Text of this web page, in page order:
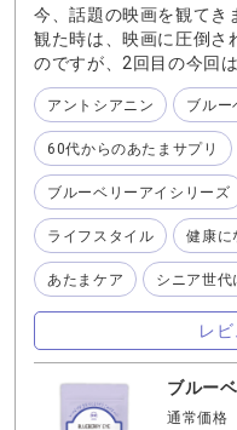
今、話題の映画を観てき
観た時は、映画に圧倒さ
のですが、2回目の今回
回は舞台衣装や美術の方
楽しめましたよ💕 と、
る為には日頃ひとみのケ
ですから〜『プルーベリ
れて観る前にも一粒飲ん
り一粒飲んでます) あた
からのあたまサプリ』も
らもいっぱい観て、コ
アントシアニン ブルー
60代からのあたまサプリ
ブルーベリーアイシリーズ
ライフスタイル 健康に
あたまケア シニア世代
レ
ブルー
通常価格